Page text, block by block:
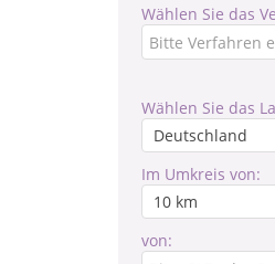
Wählen Sie das
Wählen Sie das
Im Umkreis von:
von: